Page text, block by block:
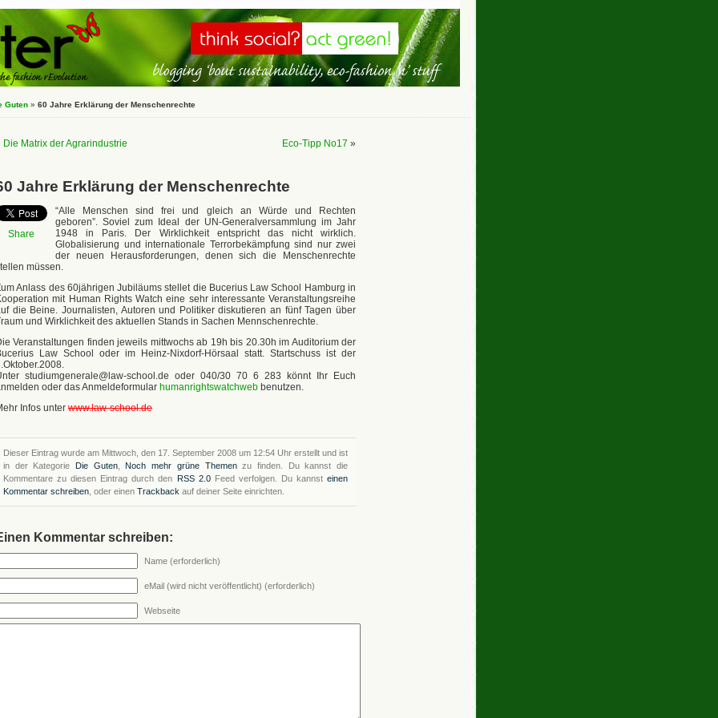
Guten » 60 Jahre Erklärung der Menschenrechte
Die Matrix der Agrarindustrie Eco-Tipp No17 »
Jahre Erklärung der Menschenrechte
Share
“Alle Menschen sind frei und gleich an Würde und Rechten
geboren”. Soviel zum Ideal der UN-Generalversammlung im Jahr
1948 in Paris. Der Wirklichkeit entspricht das nicht wirklich.
Globalisierung und internationale Terrorbekämpfung sind nur zwei
der neuen Herausforderungen, denen sich die Menschenrechte
müssen.
Anlass des 60jährigen Jubiläums stellet die Bucerius Law School Hamburg in
mit Human Rights Watch eine sehr interessante Veranstaltungsreihe
die Beine. Journalisten, Autoren und Politiker diskutieren an fünf Tagen über
und Wirklichkeit des aktuellen Stands in Sachen Mennschenrechte.
Veranstaltungen finden jeweils mittwochs ab 19h bis 20.30h im Auditorium der
Law School oder im Heinz-Nixdorf-Hörsaal statt. Startschuss ist der
studiumgenerale@law-school.de oder 040/30 70 6 283 könnt Ihr Euch
oder das Anmeldeformular humanrightswatchweb benutzen.
Infos unter www.law-school.de
Dieser Eintrag wurde am Mittwoch, den 17. September 2008 um 12:54 Uhr erstellt und ist
in der KategorieDie Guten,Noch mehr grüne Themenzu finden. Du kannst die
Kommentare zu diesen Eintrag durch den RSS 2.0Feed verfolgen. Du kannsteinen
Kommentar schreiben , oder einen Trackback auf deiner Seite einrichten.
Kommentar schreiben:
Name (erforderlich)
eMail (wird nicht veröffentlicht) (erforderlich)
Webseite